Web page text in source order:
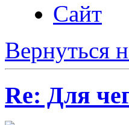
Сайт
Вернуться
Re: Для